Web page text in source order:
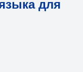
для